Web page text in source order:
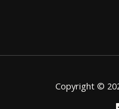
Copyright ©